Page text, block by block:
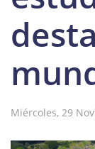
Miércoles, 29